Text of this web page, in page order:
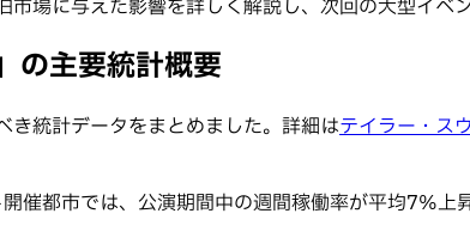
場に与えた影響を詳しく解説し、次回の大型イベ
の主要統計概要
統計データをまとめました。詳細はテイラー・ス
催都市では、公演期間中の週間稼働率が平均7%上